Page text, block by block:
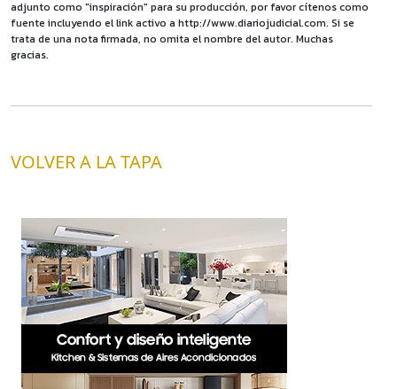
adjunto como "inspiración" para su producción, por favor cítenos como
fuente incluyendo el link activo a http://www.diariojudicial.com. Si se
trata de una nota firmada, no omita el nombre del autor. Muchas
gracias.
VOLVER A LA TAPA